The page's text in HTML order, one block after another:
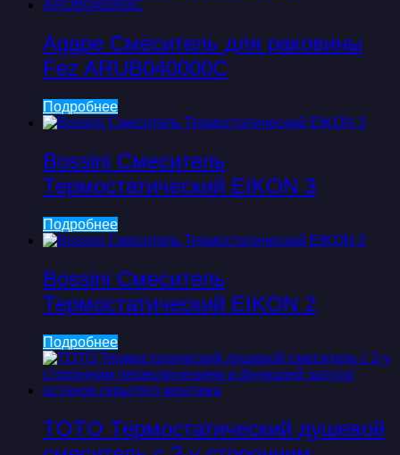
Agape Смеситель для раковины
Fez ARUB040000C
Подробнее
Bossini Смеситель
Термостатический EIKON 3
Подробнее
Bossini Смеситель
Термостатический EIKON 2
Подробнее
TOTO Термостатический душевой